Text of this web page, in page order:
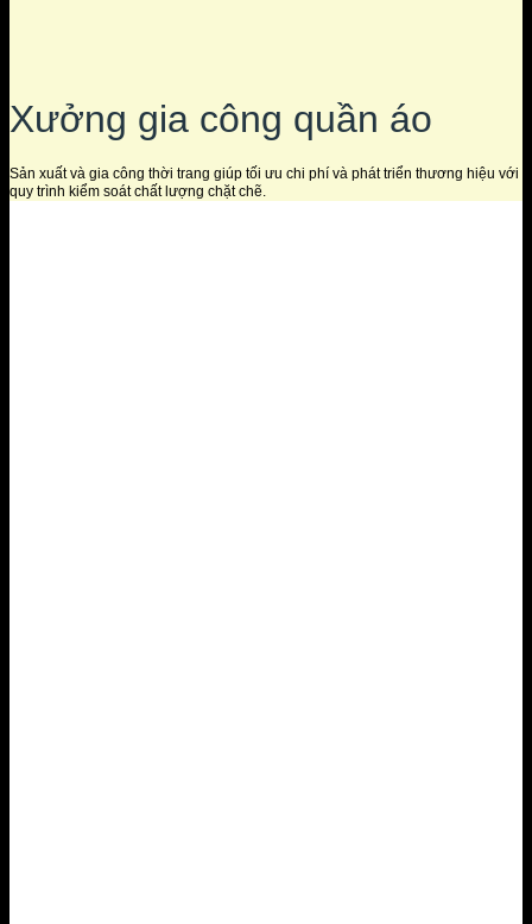
Xưởng gia công quần áo
Sản xuất và gia công thời trang giúp tối ưu chi phí và phát triển thương hiệu với
quy trình kiểm soát chất lượng chặt chẽ.